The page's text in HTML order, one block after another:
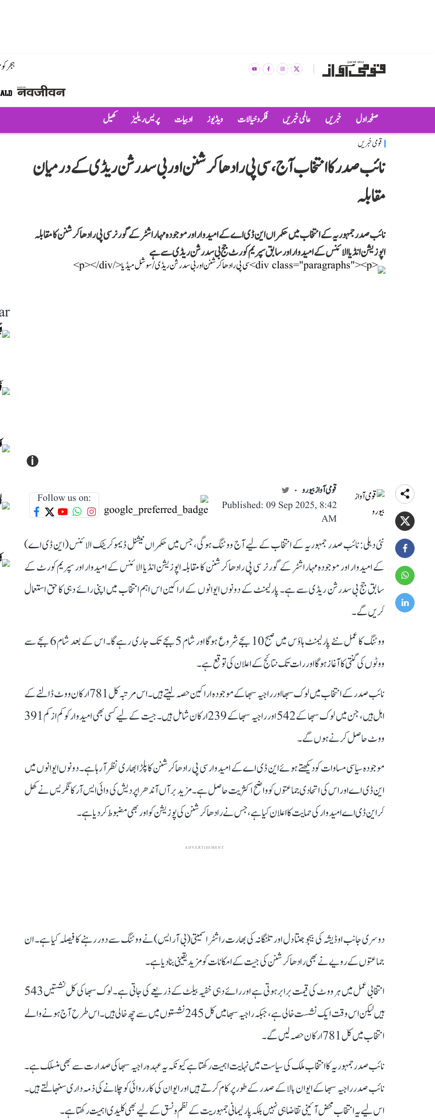
ہجر
صفحہ اول خبریں عالمی خبریں فکر و خیالات ویڈیوز ادبیات پریس ریلیز کھیل
قومی خبریں
نائب صدر کا انتخاب آج، سی پی رادھا کرشنن اور بی سدرشن ریڈی کے درمیان
مقابلہ
نائب صدر جمہوریہ کے انتخاب میں حکمراں این ڈی اے کے امیدوار اور موجودہ مہاراشٹر کے گورنر سی پی رادھا کرشنن کا مقابلہ
اپوزیشن انڈیا الائنس کے امیدوار اور سابق سپریم کورٹ جج بی سدرشن ریڈی سے ہے
i
قومی آواز بیورو
Published: 09 Sep 2025, 8:42
AM
Follow us on:
نئی دہلی: نائب صدر جمہوریہ کے انتخاب کے لیے آج ووٹنگ ہوگی، جس میں حکمراں نیشنل ڈیموکریٹک الائنس (این ڈی اے)
کے امیدوار اور موجودہ مہاراشٹر کے گورنر سی پی رادھا کرشنن کا مقابلہ اپوزیشن انڈیا الائنس کے امیدوار اور سپریم کورٹ کے
سابق جج بی سدرشن ریڈی سے ہے۔ پارلیمنٹ کے دونوں ایوانوں کے اراکین اس اہم انتخاب میں اپنی رائے دہی کا حق استعمال
کریں گے۔
ووٹنگ کا عمل نئے پارلیمنٹ ہاؤس میں صبح 10 بجے شروع ہوگا اور شام 5 بجے تک جاری رہے گا۔ اس کے بعد شام 6 بجے سے
ووٹوں کی گنتی کا آغاز ہوگا اور رات تک نتائج کے اعلان کی توقع ہے۔
نائب صدر کے انتخاب میں لوک سبھا اور راجیہ سبھا کے موجودہ اراکین حصہ لیتے ہیں۔ اس مرتبہ کل 781 ارکان ووٹ ڈالنے کے
اہل ہیں، جن میں لوک سبھا کے 542 اور راجیہ سبھا کے 239 ارکان شامل ہیں۔ جیت کے لیے کسی بھی امیدوار کو کم از کم 391
ووٹ حاصل کرنے ہوں گے۔
موجودہ سیاسی مساوات کو دیکھتے ہوئے این ڈی اے کے امیدوار سی پی رادھا کرشنن کا پلڑا بھاری نظر آ رہا ہے۔ دونوں ایوانوں میں
این ڈی اے اور اس کی اتحادی جماعتوں کو واضح اکثریت حاصل ہے۔ مزید برآں آندھرا پردیش کی وائی ایس آر کانگریس نے کھل
کر این ڈی اے امیدوار کی حمایت کا اعلان کیا ہے، جس نے رادھا کرشنن کی پوزیشن کو اور بھی مضبوط کر دیا ہے۔
ADVERTISEMENT
دوسری جانب اوڈیشہ کی بیجو جنتا دل اور تلنگانہ کی بھارت راشٹرا سمیتی (بی آر ایس) نے ووٹنگ سے دور رہنے کا فیصلہ کیا ہے۔ ان
جماعتوں کے رویے نے بھی رادھا کرشنن کی جیت کے امکانات کو مزید یقینی بنا دیا ہے۔
انتخابی عمل میں ہر ووٹ کی قیمت برابر ہوتی ہے اور رائے دہی خفیہ بیلٹ کے ذریعے کی جاتی ہے۔ لوک سبھا کی کل نشستیں 543
ہیں لیکن اس وقت ایک نشست خالی ہے، جبکہ راجیہ سبھا میں کل 245 نشستوں میں سے چھ خالی ہیں۔ اس طرح آج ہونے والے
انتخاب میں کل 781 ارکان حصہ لیں گے۔
نائب صدر جمہوریہ کا انتخاب ملک کی سیاست میں نہایت اہمیت رکھتا ہے کیونکہ یہ عہدہ راجیہ سبھا کی صدارت سے بھی منسلک ہے۔
نائب صدر راجیہ سبھا کے ایوان بالا کے صدر کے طور پر کام کرتے ہیں اور ایوان کی کارروائی کو چلانے کی ذمہ داری سنبھالتے ہیں۔
اس لیے یہ انتخاب محض آئینی تقاضا ہی نہیں بلکہ پارلیمانی جمہوریت کے نظم و نسق کے لیے بھی کلیدی اہمیت رکھتا ہے۔